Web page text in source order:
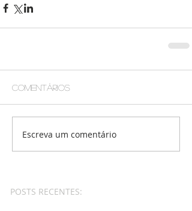
Comentários
Escreva um comentário
POSTS RECENTES: